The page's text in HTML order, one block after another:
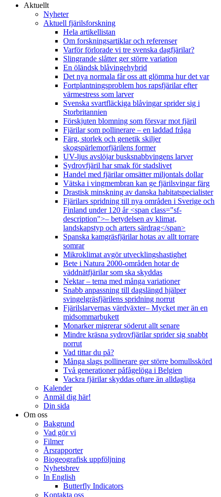
Aktuellt
Nyheter
Aktuell fjärilsforskning
Hela artikellistan
Om forskningsartiklar och referenser
Varför förlorade vi tre svenska dagfjärilar?
Slingrande slåtter ger större variation
En öländsk blåvingehybrid
Det nya normala får oss att glömma hur det var
Fortplantningsproblem hos rapsfjärilar efter
värmestress som larver
Svenska svartfläckiga blåvingar sprider sig i
Storbritannien
Förskjuten blomning som försvar mot fjäril
Fjärilar som pollinerare – en laddad fråga
Färg, storlek och genetik skiljer
skogspärlemorfjärilens former
UV-ljus avslöjar busksnabbvingens larver
Sydrovfjäril har smak för stadslivet
Handel med fjärilar omsätter miljontals dollar
Vätska i vingmembran kan ge fjärilsvingar färg
Drastisk minskning av danska habitatspecialister
Fjärilars spridning till nya områden i Sverige och
Finland under 120 år <span class="sf-
description">– betydelsen av klimat,
landskapstyp och arters särdrag</span>
Spanska kamgräsfjärilar hotas av allt torrare
somrar
Mikroklimat avgör utvecklingshastighet
Bete i Natura 2000-områden hotar de
väddnätfjärilar som ska skyddas
Nektar – tema med många variationer
Snabb anpassning till dagslängd hjälper
svingelgräsfjärilens spridning norrut
Fjärilslarvernas värdväxter– Mycket mer än en
midsommarbukett
Monarker migrerar söderut allt senare
Mindre kräsna sydrovfjärilar sprider sig snabbt
norrut
Vad tittar du på?
Många slags pollinerare ger större bomullsskörd
Två generationer påfågelöga i Belgien
Vackra fjärilar skyddas oftare än alldagliga
Kalender
Anmäl dig här!
Din sida
Om oss
Bakgrund
Vad gör vi
Filmer
Årsrapporter
Biogeografisk uppföljning
Nyhetsbrev
In English
Butterfly Indicators
Kontakta oss